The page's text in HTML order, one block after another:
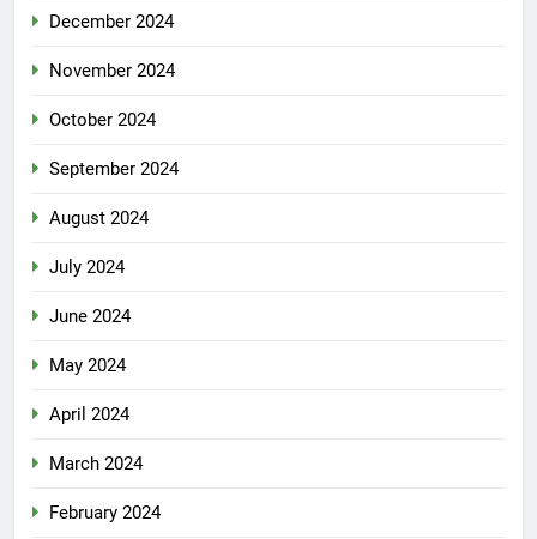
December 2024
November 2024
October 2024
September 2024
August 2024
July 2024
June 2024
May 2024
April 2024
March 2024
February 2024